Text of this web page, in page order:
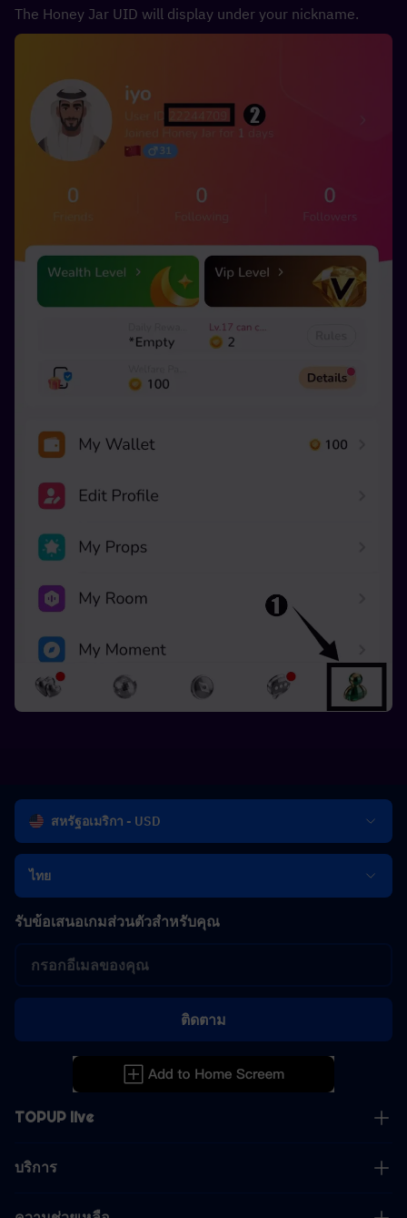
The Honey Jar UID will display under your nickname.
สหรัฐอเมริกา - USD
ไทย
TOPUP live
บริการ
รับข้อเสนอเกมส่วนตัวสำหรับคุณ
ติดตาม